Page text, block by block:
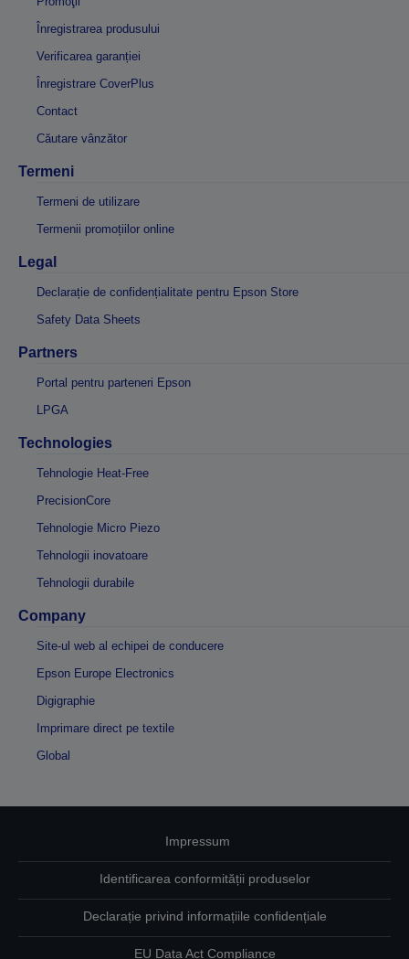
Înregistrarea produsului
Verificarea garanției
Înregistrare CoverPlus
Contact
Căutare vânzător
Termeni
Termeni de utilizare
Termenii promoțiilor online
Legal
Declarație de confidențialitate pentru Epson Store
Safety Data Sheets
Partners
Portal pentru parteneri Epson
LPGA
Technologies
Tehnologie Heat-Free
PrecisionCore
Tehnologie Micro Piezo
Tehnologii inovatoare
Tehnologii durabile
Company
Site-ul web al echipei de conducere
Epson Europe Electronics
Digigraphie
Imprimare direct pe textile
Global
Impressum
Identificarea conformității produselor
Declarație privind informațiile confidențiale
EU Data Act Compliance